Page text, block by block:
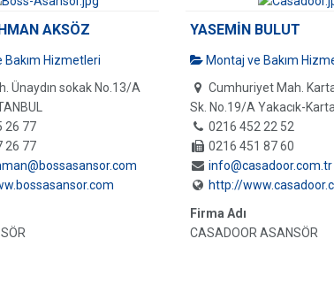
AKSÖZ
Hizmetleri
Ünaydın sokak No.13/A
26 77
26 77
YASEMİN BULUT
Montaj ve Bakım
Cumhuriyet Mah.
Sk. No.19/A Yakacık-
0216 452 22 52
0216 451 87 60
info@casadoor.com.tr
http://
Firma Adı
CASADOOR ASANSÖR